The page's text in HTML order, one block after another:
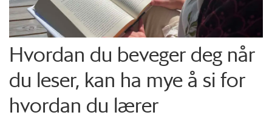
Hvordan du beveger deg når
du leser, kan ha mye å si for
hvordan du lærer